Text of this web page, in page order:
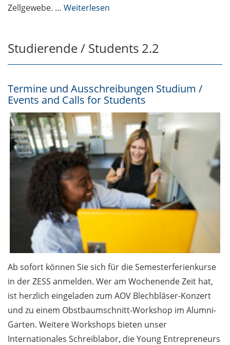
Zellgewebe. … Weiterlesen
Studierende / Students 2.2
Termine und Ausschreibungen Studium /
Events and Calls for Students
Ab sofort können Sie sich für die Semesterferienkurse
in der ZESS anmelden. Wer am Wochenende Zeit hat,
ist herzlich eingeladen zum AOV Blechbläser-Konzert
und zu einem Obstbaumschnitt-Workshop im Alumni-
Garten. Weitere Workshops bieten unser
Internationales Schreiblabor, die Young Entrepreneurs